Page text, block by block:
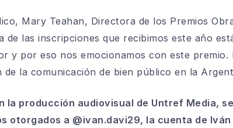
Mary Teahan, Directora de los Premios
de las inscripciones que recibimos este año
y por eso nos emocionamos con este
la comunicación de bien público en la
la producción audiovisual de Untref Media,
otorgados a @ivan.davi29, la cuenta de